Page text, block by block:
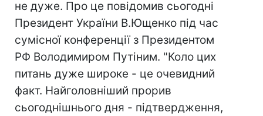
не дуже. Про це повідомив сьогодні
Президент України В.Ющенко під час
сумісної конференції з Президентом
РФ Володимиром Путіним. "Коло цих
питань дуже широке - це очевидний
факт. Найголовніший прорив
сьогоднішнього дня - підтвердження,